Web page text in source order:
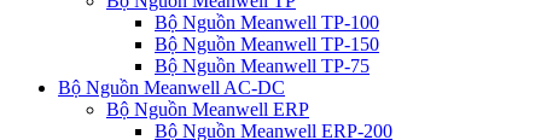
Bộ Nguồn Meanwell TP-100
Bộ Nguồn Meanwell TP-150
Bộ Nguồn Meanwell TP-75
Bộ Nguồn Meanwell AC-DC
Bộ Nguồn Meanwell ERP
Bộ Nguồn Meanwell ERP-200